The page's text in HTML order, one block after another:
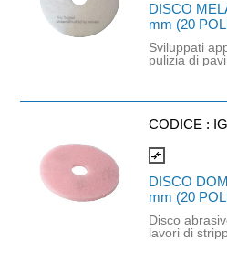
DISCO
mm (20
Sviluppati
pulizia di
superfici strutturate.
pulenti di
risultato è
dei materiali a
e l’effetto di
sporco dalle
la sua
su superfici a
CODICE :
compare_arrows
DISCO
mm (20
Disco
lavori di stripping